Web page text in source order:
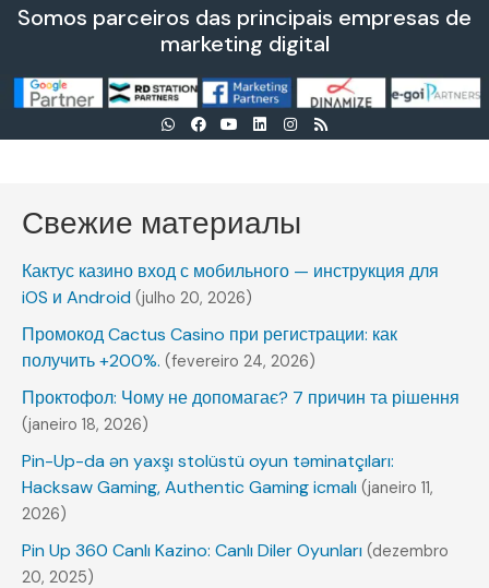
Somos parceiros das principais empresas de
marketing digital
Свежие материалы
Кактус казино вход с мобильного — инструкция для
iOS и Android (julho 20, 2026)
Промокод Cactus Casino при регистрации: как
получить +200%. (fevereiro 24, 2026)
Проктофол: Чому не допомагає? 7 причин та рішення
(janeiro 18, 2026)
Pin-Up-da ən yaxşı stolüstü oyun təminatçıları:
Hacksaw Gaming, Authentic Gaming icmalı (janeiro 11,
2026)
Pin Up 360 Canlı Kazino: Canlı Diler Oyunları (dezembro
20, 2025)